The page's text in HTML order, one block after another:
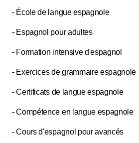
- École de langue espagnole
- Espagnol pour adultes
- Formation intensive d'espagnol
- Exercices de grammaire espagnole
- Certificats de langue espagnole
- Compétence en langue espagnole
- Cours d'espagnol pour avancés